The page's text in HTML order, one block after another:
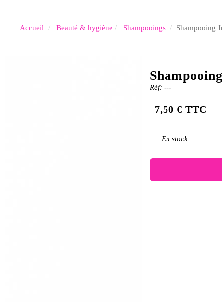
Accueil Beauté & hygiène Shampooings Shampooing
Réf: ---
7,50 € TTC
En stock